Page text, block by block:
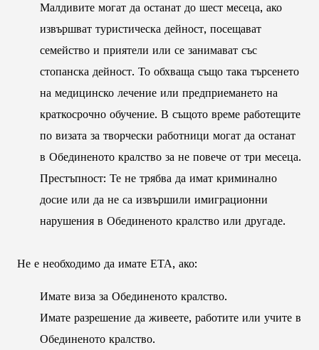
Малдивите могат да останат до шест месеца, ако
извършват туристическа дейност, посещават
семейство и приятели или се занимават със
стопанска дейност. То обхваща също така търсенето
на медицинско лечение или предприемането на
краткосрочно обучение. В същото време работещите
по визата за творчески работници могат да останат
в Обединеното кралство за не повече от три месеца.
Престъпност: Те не трябва да имат криминално
досие или да не са извършили имиграционни
нарушения в Обединеното кралство или другаде.
Не е необходимо да имате ЕТА, ако:
Имате виза за Обединеното кралство.
Имате разрешение да живеете, работите или учите в
Обединеното кралство.